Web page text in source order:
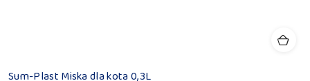
Sum-Plast Miska dla kota 0,3L